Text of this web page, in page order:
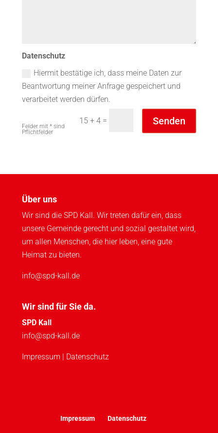
Datenschutz
Hiermit bestätige ich, dass meine Daten zur
Beantwortung meiner Anfrage gespeichert und
verarbeitet werden dürfen.
15 + 4 = Senden
Felder mit * sind
Pflichtfelder
Über uns
Wir sind die SPD Kall. Wir treten dafür ein, dass
unsere Gemeinde gerecht und sozial gestaltet wird,
um allen Menschen, die hier leben, eine gute
Heimat zu bieten.
info@spd-kall.de
Wir sind für Sie da.
SPD Kall
info@spd-kall.de
Impressum | Datenschutz
Impressum Datenschutz